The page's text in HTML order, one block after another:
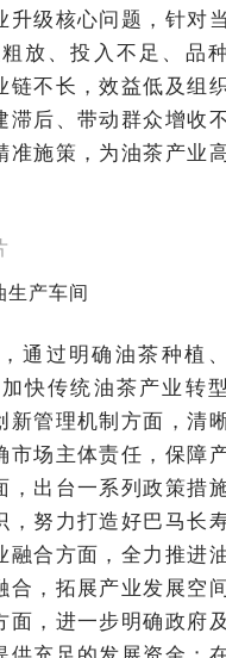
升级核心问题，针对
放、投入不足、品
链不长，效益低及组
滞后、带动群众增收
准施策，为油茶产业
生产车间
过明确油茶种植
快传统油茶产业转
新管理机制方面，清
市场主体责任，保障
，出台一系列政策措
，努力打造好巴马长
融合方面，全力推进
合，拓展产业发展空
面，进一步明确政府